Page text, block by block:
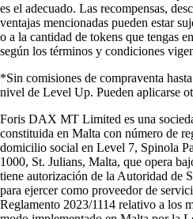
es el adecuado. Las recompensas,
ventajas mencionadas pueden estar
o a la cantidad de tokens que tengas
según los términos y condiciones
*Sin comisiones de compraventa
nivel de Level Up. Pueden aplicarse
Foris DAX MT Limited es una
constituida en Malta con número de
domicilio social en Level 7, Spinola
1000, St. Julians, Malta, que opera
tiene autorización de la Autoridad de
para ejercer como proveedor de
Reglamento 2023/1114 relativo a los